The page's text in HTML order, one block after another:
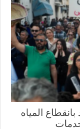
المياه